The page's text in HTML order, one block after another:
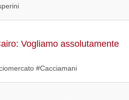
Vogliamo assolutamente
#Cacciamani